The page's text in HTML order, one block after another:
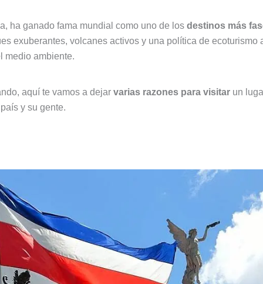
ha ganado fama mundial como uno de los destinos más
exuberantes, volcanes activos y una política de ecoturismo
medio ambiente.
aquí te vamos a dejar varias razones para visitar un
y su gente.